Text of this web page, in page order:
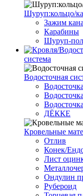
Шуруп:кольцо/
Зажим
Карабины
Шуруп-
система
Водосточная
ДЁККЕ
Кровельные
Отлив
Конек/
Лист
Ондулин
Рубероид